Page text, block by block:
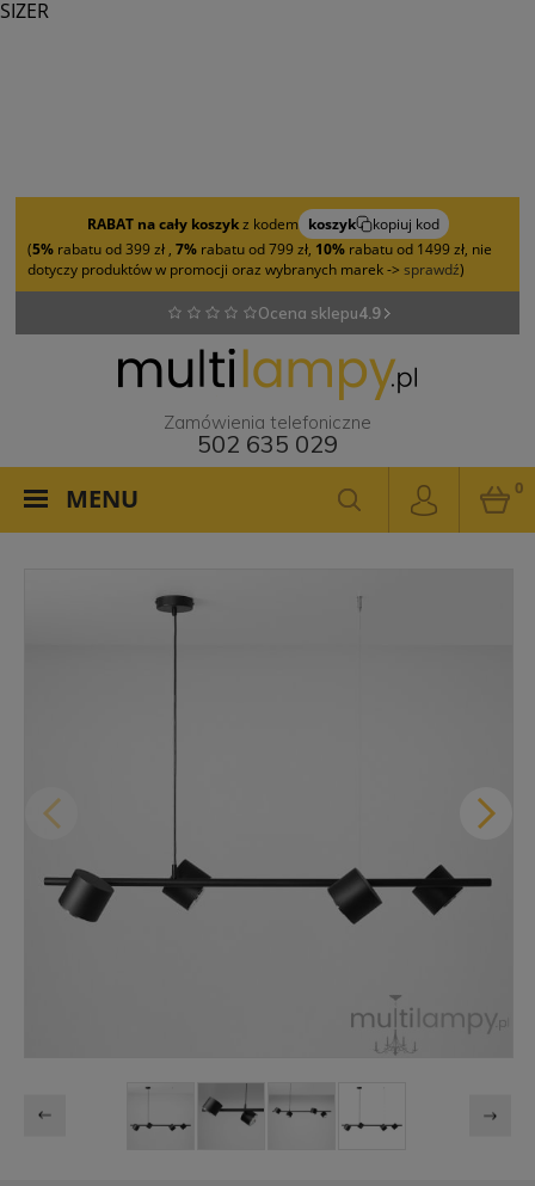
RABAT na cały koszykz kodem koszyk
kopiuj kod
(5% rabatu od 399 zł , 7% rabatu od 799 zł, 10% rabatu od 1499 zł, nie
dotyczy produktów w promocji oraz wybranych marek -> sprawdź)
Ocena sklepu4.9
Zamówienia telefoniczne
502 635 029
MENU 0
SIZER